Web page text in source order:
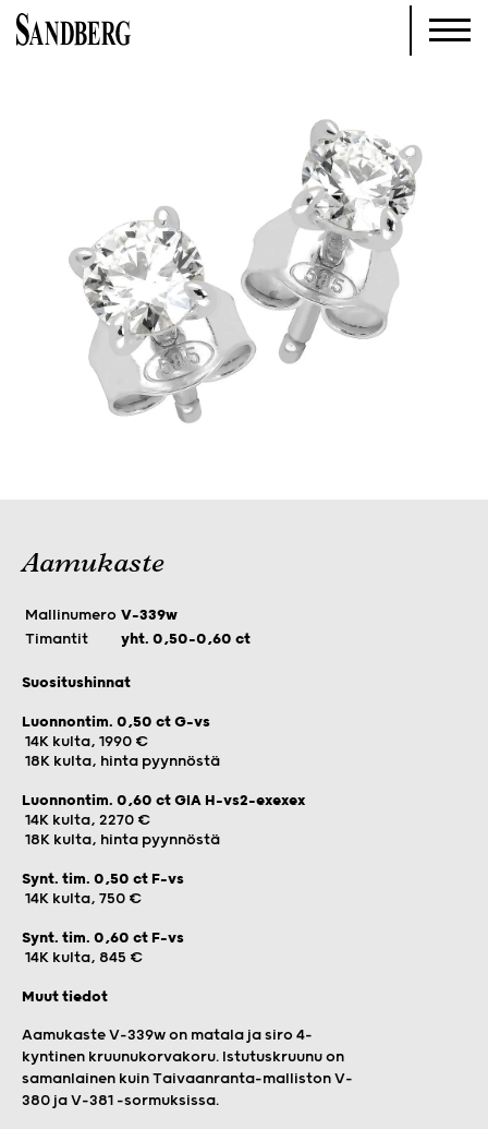
Aamukaste
Mallinumero V-339w
Timantit
yht. 0,50-0,60 ct
Suositushinnat
Luonnontim. 0,50 ct G-vs
14K kulta, 1990 €
18K kulta, hinta pyynnöstä
Luonnontim. 0,60 ct GIA H-vs2-exexex
14K kulta, 2270 €
18K kulta, hinta pyynnöstä
Synt. tim. 0,50 ct F-vs
14K kulta, 750 €
Synt. tim. 0,60 ct F-vs
14K kulta, 845 €
Muut tiedot
Aamukaste V-339w on matala ja siro 4-
kyntinen kruunukorvakoru. Istutuskruunu on
samanlainen kuin Taivaanranta-malliston V-
380 ja V-381 -sormuksissa.